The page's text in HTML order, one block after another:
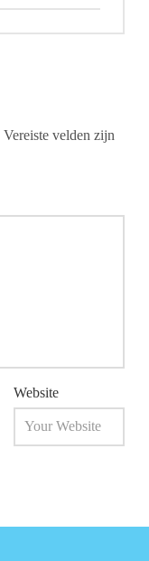
Vereiste velden zijn
Website